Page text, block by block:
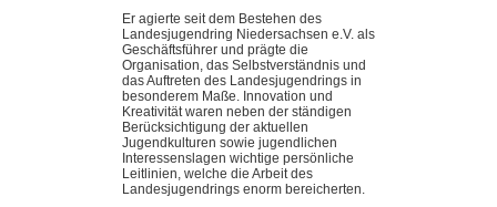
Er agierte seit dem Bestehen des
Landesjugendring Niedersachsen e.V. als
Geschäftsführer und prägte die
Organisation, das Selbstverständnis und
das Auftreten des Landesjugendrings in
besonderem Maße. Innovation und
Kreativität waren neben der ständigen
Berücksichtigung der aktuellen
Jugendkulturen sowie jugendlichen
Interessenslagen wichtige persönliche
Leitlinien, welche die Arbeit des
Landesjugendrings enorm bereicherten.